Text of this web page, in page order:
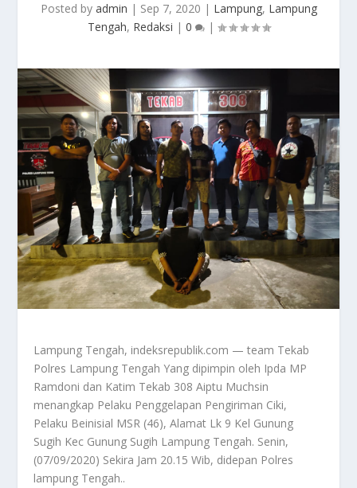
Posted by admin | Sep 7, 2020 | Lampung, Lampung
Tengah, Redaksi | 0 |
Lampung Tengah, indeksrepublik.com — team Tekab
Polres Lampung Tengah Yang dipimpin oleh Ipda MP
Ramdoni dan Katim Tekab 308 Aiptu Muchsin
menangkap Pelaku Penggelapan Pengiriman Ciki,
Pelaku Beinisial MSR (46), Alamat Lk 9 Kel Gunung
Sugih Kec Gunung Sugih Lampung Tengah. Senin,
(07/09/2020) Sekira Jam 20.15 Wib, didepan Polres
lampung Tengah..